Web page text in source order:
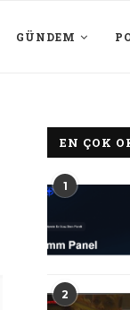
GÜNDEM
EN ÇOK
1
2